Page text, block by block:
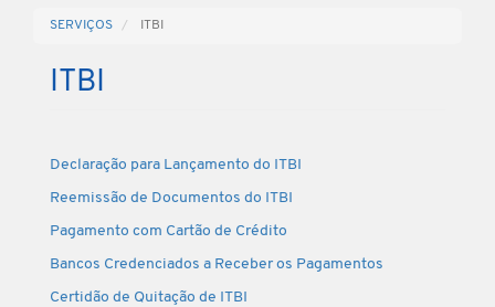
SERVIÇOS ITBI
ITBI
Declaração para Lançamento do ITBI
Reemissão de Documentos do ITBI
Pagamento com Cartão de Crédito
Bancos Credenciados a Receber os Pagamentos
Certidão de Quitação de ITBI